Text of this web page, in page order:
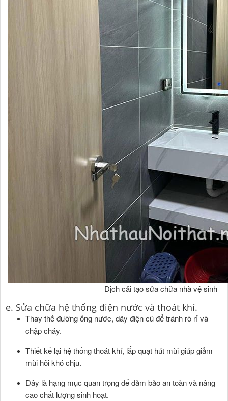
Dịch cải tạo sửa chữa nhà vệ sinh
e. Sửa chữa hệ thống điện nước và thoát khí.
Thay thế đường ống nước, dây điện cũ để tránh rò rỉ và
chập cháy.
Thiết kế lại hệ thống thoát khí, lắp quạt hút mùi giúp giảm
mùi hôi khó chịu.
Đây là hạng mục quan trọng để đảm bảo an toàn và nâng
cao chất lượng sinh hoạt.